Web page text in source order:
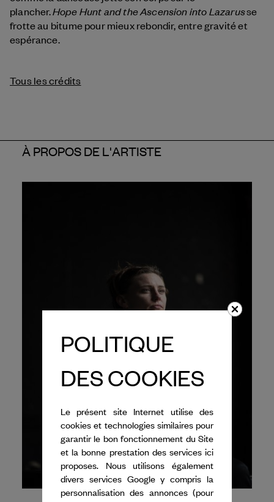
plancher. Hope Hunt and the Ascension into Lazarusse
frotte au bitume pour mieux rebondir, entre gravité et
espérance.
Tous les crédits
À PROPOS DE L'ARTISTE
POLITIQUE
DES COOKIES
Le présent site Internet utilise des
cookies et technologies similaires pour
garantir le bon fonctionnement du Site
et la bonne prestation des services ici
proposes. Nous utilisons également
divers services Google y compris la
personnalisation des annonces (pour